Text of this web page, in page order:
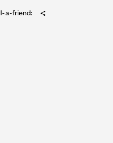
a-friend: